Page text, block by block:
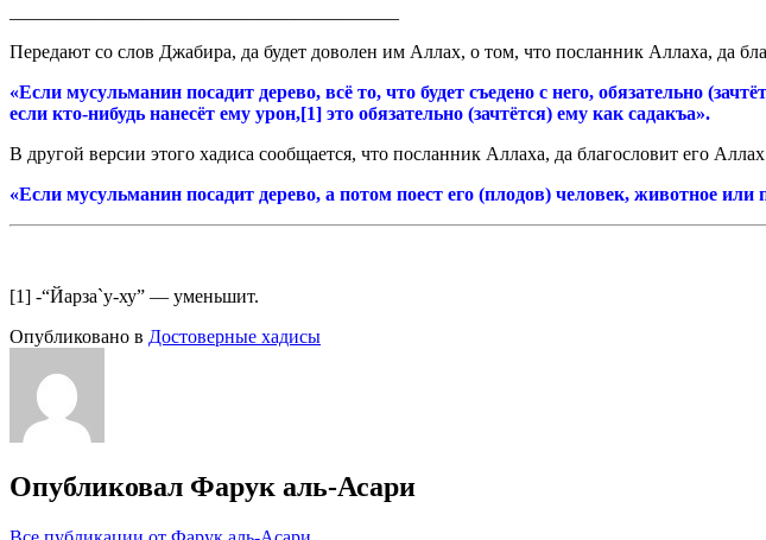
Передают со слов Джабира, да будет доволен им Аллах, о том, что посланник Аллаха, да
«Если мусульманин посадит дерево, всё то, что будет съедено с него, обязательно
если кто-нибудь нанесёт ему урон,[1] это обязательно (зачтётся) ему как садакъа».
В другой версии этого хадиса сообщается, что посланник Аллаха, да благословит его Аллах
«Если мусульманин посадит дерево, а потом поест его (плодов) человек, животное
[1] -“Йарза`у-ху” — уменьшит.
Опубликовано в Достоверные хадисы
Опубликовал Фарук аль-Асари